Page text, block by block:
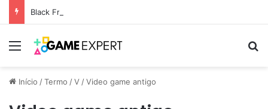
Black Friday: descontos incríveis em eletrônicos
Menu
Início /Termo /V /Video game antigo